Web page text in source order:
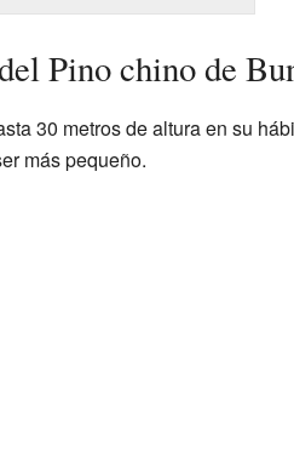
Pino chino de
30 metros de altura en su
más pequeño.